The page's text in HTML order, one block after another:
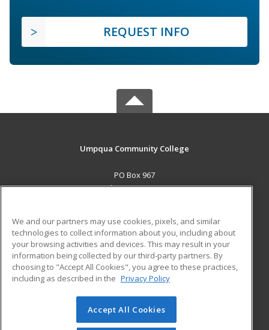
REQUEST INFO
Umpqua Community College
PO Box 967
Roseburg, OR 97470 US
Career Training
ADDITIONAL RESOURCES
Military
Help
Student Blog
© 2026 ed2go, a division of Cengage Learning. All rights
reserved. The material on this site cannot be reproduced or
We and our partners may use cookies, pixels, and similar
technologies to collect information about you, including about
your browsing activities and devices. This may result in your
information being collected by our third-party partners. By
choosing to "Accept All Cookies", you agree to these practices,
including as described in the Privacy Policy
Accept All Cookies